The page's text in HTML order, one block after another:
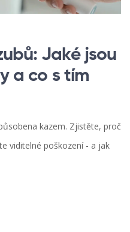
Jaké jsou
a co s tím
kazem. Zjistěte, proč
viditelné poškození - a jak